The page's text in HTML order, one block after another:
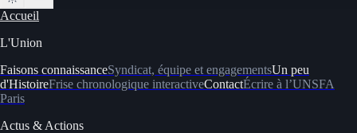
Accueil
L'Union
Faisons connaissanceSyndicat, équipe et engagementsUn peu
d'HistoireFrise chronologique interactiveContactÉcrire à l’UNSFA
Paris
Actus & Actions